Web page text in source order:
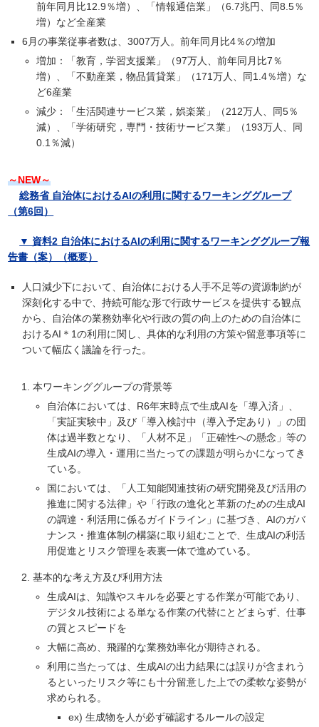
前年同月比12.9％増）、「情報通信業」（6.7兆円、同8.5％
増）など全産業
6月の事業従事者数は、3007万人。前年同月比4％の増加
増加：「教育，学習支援業」（97万人、前年同月比7％
増）、「不動産業，物品賃貸業」（171万人、同1.4％増）な
ど6産業
減少：「生活関連サービス業，娯楽業」（212万人、同5％
減）、「学術研究，専門・技術サービス業」（193万人、同
0.1％減）
～NEW～
総務省 自治体におけるAIの利用に関するワーキンググループ
（第6回）
▼ 資料2 自治体におけるAIの利用に関するワーキンググループ報
告書（案）（概要）
人口減少下において、自治体における人手不足等の資源制約が
深刻化する中で、持続可能な形で行政サービスを提供する観点
から、自治体の業務効率化や行政の質の向上のための自治体に
おけるAI＊1の利用に関し、具体的な利用の方策や留意事項等に
ついて幅広く議論を行った。
本ワーキンググループの背景等
自治体においては、R6年末時点で生成AIを「導入済」、
「実証実験中」及び「導入検討中（導入予定あり）」の団
体は過半数となり、「人材不足」「正確性への懸念」等の
生成AIの導入・運用に当たっての課題が明らかになってき
ている。
国においては、「人工知能関連技術の研究開発及び活用の
推進に関する法律」や「行政の進化と革新のための生成AI
の調達・利活用に係るガイドライン」に基づき、AIのガバ
ナンス・推進体制の構築に取り組むことで、生成AIの利活
用促進とリスク管理を表裏一体で進めている。
基本的な考え方及び利用方法
生成AIは、知識やスキルを必要とする作業が可能であり、
デジタル技術による単なる作業の代替にとどまらず、仕事
の質とスピードを
大幅に高め、飛躍的な業務効率化が期待される。
利用に当たっては、生成AIの出力結果には誤りが含まれう
るといったリスク等にも十分留意した上での柔軟な姿勢が
求められる。
ex) 生成物を人が必ず確認するルールの設定